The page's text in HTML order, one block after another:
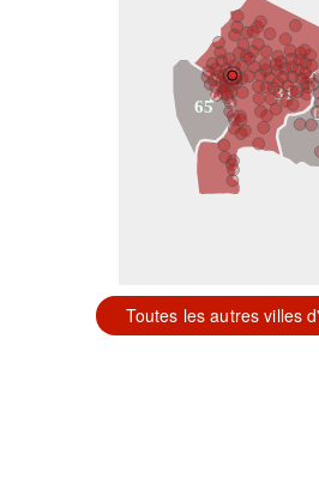
31
65
Toutes les autres villes